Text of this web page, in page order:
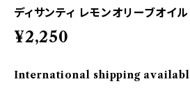
ディサンティ レモンオリーブオ
¥2,250
International shipping